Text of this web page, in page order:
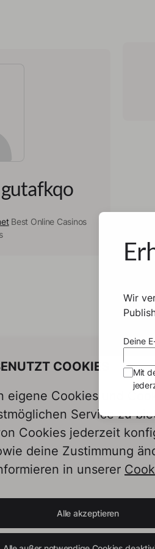
Best Online Casinos
COOKIES
eigene Cookies und
Service zu
Cookies jederzeit
deine Zustimmung
in unserer
Alle akzeptieren
Wir
Deine
Mit